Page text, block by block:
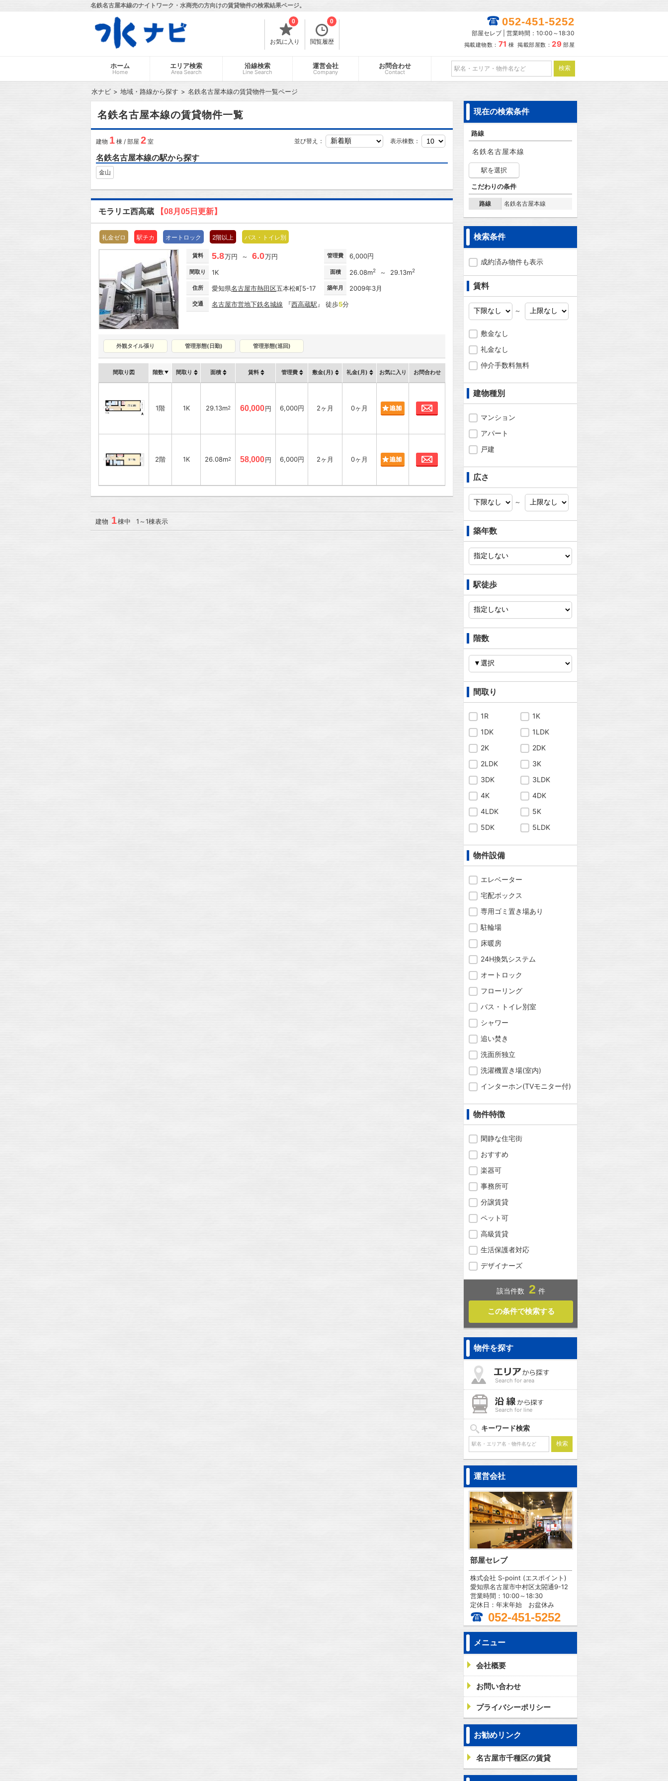
名鉄名古屋本線のナイトワーク・水商売の方向けの賃貸物件の検索結果ページ。
お気に入り
0
閲覧履歴
0 052-451-5252
部屋セレブ | 営業時間：10:00～18:30
掲載建物数： 71 棟 掲載部屋数： 29 部屋
ホーム
Home
エリア検索
Area Search
沿線検索
Line Search
運営会社
Company
お問合わせ
Contact
水ナビ 地域・路線から探す 名鉄名古屋本線の賃貸物件一覧ページ
名鉄名古屋本線の賃貸物件一覧
建物 1 棟 / 部屋 2 室 並び替え：
名鉄名古屋本線の駅から探す
金山
表示棟数：
モラリエ西高蔵 【08月05日更新】
礼金ゼロ 駅チカ オートロック 2階以上 バス・トイレ別
賃料 5.8万円 ～ 6.0万円 管理費 6,000円
間取り 1K 面積 26.08m2 ～ 29.13m2
住所 愛知県名古屋市熱田区五本松町5-17 築年月 2009年3月
交通 名古屋市営地下鉄名城線 『西高蔵駅 』 徒歩5分
外観タイル張り 管理形態(日勤) 管理形態(巡回)
間取り図 階数 間取り 面積 賃料 管理費 敷金(月) 礼金(月) お気に入り お問合わせ
1階 1K 29.13m2 60,000円 6,000円 2ヶ月 0ヶ月 お問合わせ
2階 1K 26.08m2 58,000円 6,000円 2ヶ月 0ヶ月 お問合わせ
建物 1棟中 1～1棟表示
現在の検索条件
路線
名鉄名古屋本線
駅を選択
こだわりの条件
路線 名鉄名古屋本線
検索条件
成約済み物件も表示
賃料
～
敷金なし
礼金なし
仲介手数料無料
建物種別
マンション
アパート
戸建
広さ
～
築年数
駅徒歩
階数
間取り
1R
1K
1DK
1LDK
2K
2DK
2LDK
3K
3DK
3LDK
4K
4DK
4LDK
5K
5DK
5LDK
物件設備
エレベーター
宅配ボックス
専用ゴミ置き場あり
駐輪場
床暖房
24H換気システム
オートロック
フローリング
バス・トイレ別室
シャワー
追い焚き
洗面所独立
洗濯機置き場(室内)
インターホン(TVモニター付)
物件特徴
閑静な住宅街
おすすめ
楽器可
事務所可
分譲賃貸
ペット可
高級賃貸
生活保護者対応
デザイナーズ
該当件数 2 件
物件を探す
Search for area
Search for line
キーワード検索
運営会社
部屋セレブ
株式会社 S-point (エスポイント)
愛知県名古屋市中村区太閤通9-12
営業時間：10:00～18:30
定休日：年末年始 お盆休み
052-451-5252
メニュー
会社概要
お問い合わせ
プライバシーポリシー
お勧めリンク
名古屋市千種区の賃貸